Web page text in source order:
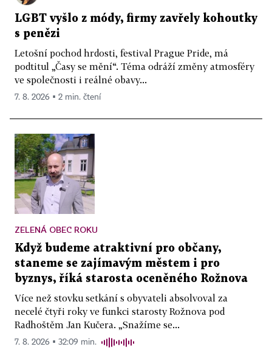
LGBT vyšlo z módy, firmy zavřely kohoutky
s penězi
Letošní pochod hrdosti, festival Prague Pride, má
podtitul „Časy se mění“. Téma odráží změny atmosféry
ve společnosti i reálné obavy...
7. 8. 2026 ▪ 2 min. čtení
ZELENÁ OBEC ROKU
Když budeme atraktivní pro občany,
staneme se zajímavým městem i pro
byznys, říká starosta oceněného Rožnova
Více než stovku setkání s obyvateli absolvoval za
necelé čtyři roky ve funkci starosty Rožnova pod
Radhoštěm Jan Kučera. „Snažíme se...
7. 8. 2026 ▪ 32:09 min.